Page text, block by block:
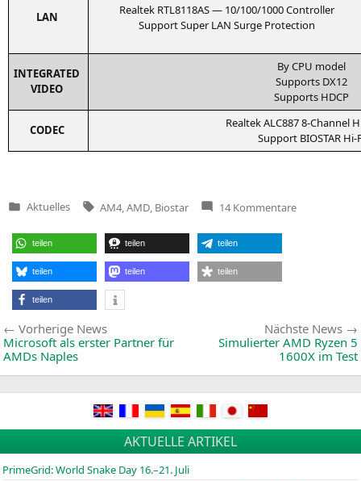
LAN Real­tek RTL8118AS— 10/100/1000 Controller
Sup­port Super LAN Sur­ge Protection
INTEGRATED
VIDEO
ByCPU model
Sup­ports DX12
Sup­ports HDCP
CODEC Real­tekALC8878‑Channel
Sup­port BIOSTAR Hi-
Veröffentlicht
Aktuelles Tags:
AM4 AMD Biostar 14 Kommentarezu
Biostar
teilen teilen teilen
teilen teilen teilen
teilen
Beitragsnavigation
Vorherige NewsVorherige
News:
Microsoft als erster Partner für
AMDs Naples
Nächste News
Simulierter AMD Ryzen 5
1600X im Test
AKTUELLE ARTIKEL
PrimeGrid: World Snake Day 16.–21. Juli